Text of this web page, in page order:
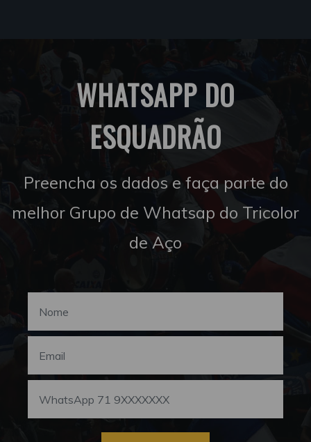
WHATSAPP DO
ESQUADRÃO
Preencha os dados e faça parte do
melhor Grupo de Whatsap do Tricolor
de Aço